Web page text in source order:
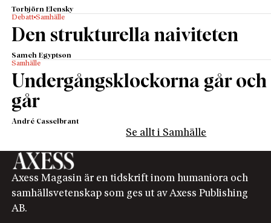
Torbjörn Elensky
Debatt Samhälle
Den strukturella naiviteten
Sameh Egyptson
Samhälle
Undergångsklockorna går och
går
André Casselbrant
Se allt i Samhälle
Axess Magasin är en tidskrift inom humaniora och
samhällsvetenskap som ges ut av Axess Publishing
AB.